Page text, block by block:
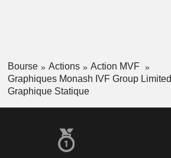
Bourse Actions
Action MVF
Graphiques Monash IVF Group Limited
Graphique Statique